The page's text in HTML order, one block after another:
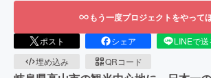
もう一度プロジェクトをやって
ポスト シェア LINEで送
埋め込み
QRコード